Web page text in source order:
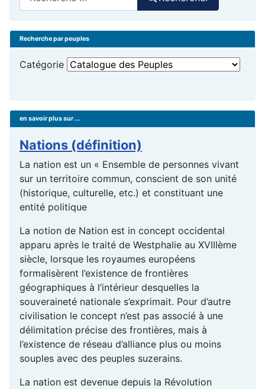
Recherche par peuples
Catégorie
en savoir plus sur ...
Nations (définition)
La nation est un « Ensemble de personnes vivant
sur un territoire commun, conscient de son unité
(historique, culturelle, etc.) et constituant une
entité politique
La notion de Nation est in concept occidental
apparu après le traité de Westphalie au XVIIIème
siècle, lorsque les royaumes européens
formalisèrent l’existence de frontières
géographiques à l’intérieur desquelles la
souveraineté nationale s’exprimait. Pour d’autre
civilisation le concept n’est pas associé à une
délimitation précise des frontières, mais à
l’existence de réseau d’alliance plus ou moins
souples avec des peuples suzerains.
La nation est devenue depuis la Révolution